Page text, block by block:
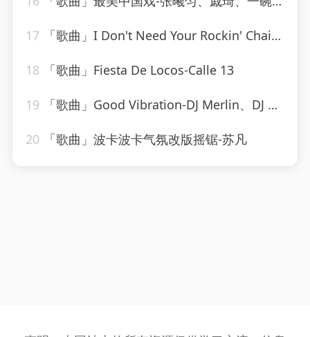
17 「歌曲」I Don't Need Your Rockin' Chair-Ameritz Tribute Club
18 「歌曲」Fiesta De Locos-Calle 13
19 「歌曲」Good Vibration-DJ Merlin、DJ C-Bass
20 「歌曲」波卡波卡气氛改版摇锯-苏凡